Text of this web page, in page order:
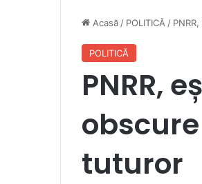
Acasă / POLITICĂ /
POLITICĂ
PNRR,
tuturor